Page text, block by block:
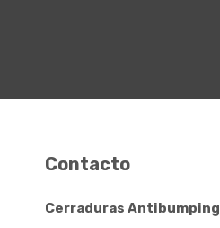
Contacto
Cerraduras Antibumping